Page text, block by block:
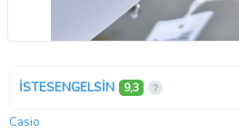
İSTESENGELSİN 9,3
Casio